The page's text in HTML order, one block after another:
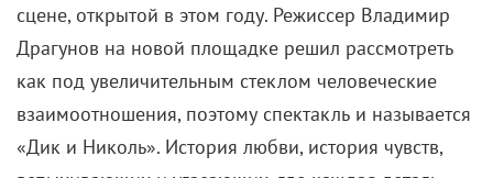
сцене, открытой в этом году. Режиссер Владимир
Драгунов на новой площадке решил рассмотреть
как под увеличительным стеклом человеческие
взаимоотношения, поэтому спектакль и называется
«Дик и Николь». История любви, история чувств,